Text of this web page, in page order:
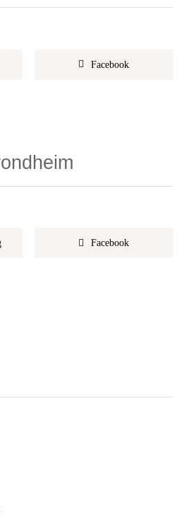
Facebook
Facebook